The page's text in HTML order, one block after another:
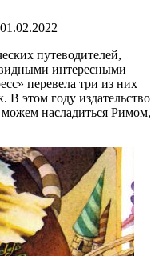
01.02.2022
путеводителей,
интересными
перевела три из них
этом году издательство
насладиться Римом,